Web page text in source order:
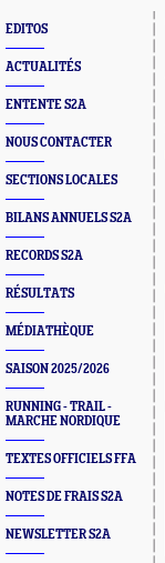
EDITOS
ACTUALITÉS
ENTENTE S2A
NOUS CONTACTER
SECTIONS LOCALES
BILANS ANNUELS S2A
RECORDS S2A
RÉSULTATS
MÉDIATHÈQUE
SAISON 2025/2026
RUNNING - TRAIL -
MARCHE NORDIQUE
TEXTES OFFICIELS FFA
NOTES DE FRAIS S2A
NEWSLETTER S2A